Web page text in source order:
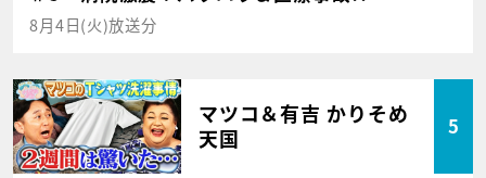
8月4日(火)放送分
マツコ＆有吉 かりそめ
天国
5